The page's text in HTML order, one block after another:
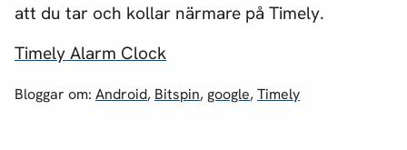
att du tar och kollar närmare på Timely.
Timely Alarm Clock
Bloggar om: Android, Bitspin, google,Timely